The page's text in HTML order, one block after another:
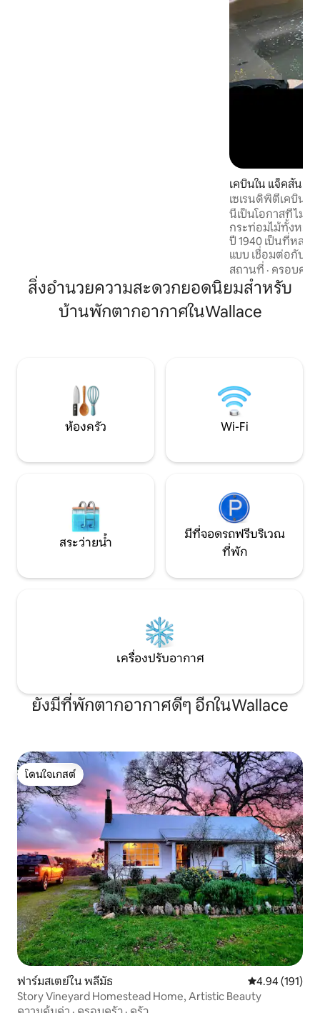
เคบินใน แจ็คสัน
เซเรนดิพิตี้เคบินอ่
ครอบครัว สวยงาม!
นี่เป็นโอกาสที่ไม่เ
กระท่อมไม้ทั้งหมด!
ปี 1940 เป็นที่หล
แบบ เชื่อมต่อกับกิ
ยังคงเพลิดเพลินกั
อำนวยความสะด
สะดวกสบาย มีลำ
ที่ไหลผ่านที่พัก คว
เพียงไม่กี่นาทีกับ
ก็ได้!
สถานที่ · ครอบครัว
สิ่งอำนวยความสะดวกยอดนิยมสำหรับ
บ้านพักตากอากาศในWallace
ห้องครัว Wi-Fi
สระว่ายน้ำ
มีที่จอดรถฟรีบริเวณ
ที่พัก
เครื่องปรับอากาศ
ยังมีที่พักตากอากาศดีๆ อีกในWallace
โดนใจเกสต์
โดนใจเกสต์
ฟาร์มสเตย์ใน พลีมัธ คะแนนเฉลี่ย
4.94 (191)
Story Vineyard Homestead Home, Artistic Beauty